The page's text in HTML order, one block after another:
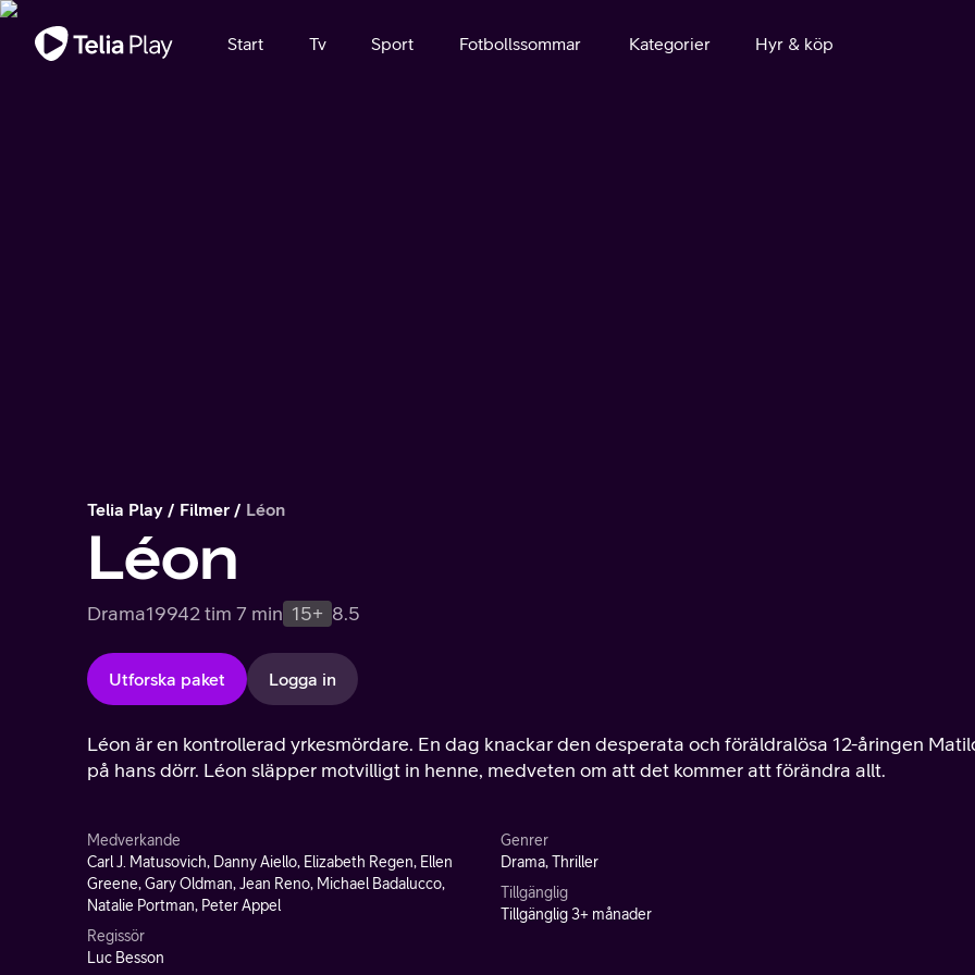
Viktigt meddelande
Start Tv Sport Fotbollssommar Kategorier Hyr & köp
Telia Play Filmer Léon
Léon
Drama19942 tim 7 min 15+ 8.5
Utforska paket Logga in
Léon är en kontrollerad yrkesmördare. En dag knackar den desperata och föräldralösa 12-åringen
på hans dörr. Léon släpper motvilligt in henne, medveten om att det kommer att förändra allt.
Medverkande
Carl J. Matusovich, Danny Aiello, Elizabeth Regen, Ellen
Greene, Gary Oldman, Jean Reno, Michael Badalucco,
Natalie Portman, Peter Appel
Regissör
Luc Besson
Genrer
Drama, Thriller
Tillgänglig
Tillgänglig 3+ månader